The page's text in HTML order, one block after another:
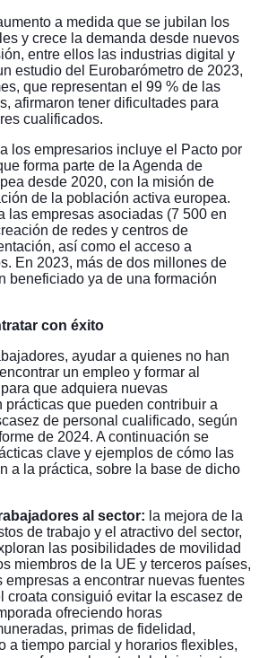
a medida que se jubilan los
y crece la demanda desde nuevos
entre ellos las industrias digital y
estudio del Eurobarómetro de 2023,
que representan el 99 % de las
afirmaron tener dificultades para
cualificados.
los empresarios incluye el Pacto por
forma parte de la Agenda de
desde 2020, con la misión de
de la población activa europea.
las empresas asociadas (7 500 en
de redes y centros de
así como el acceso a
En 2023, más de dos millones de
beneficiado ya de una formación
con éxito
ayudar a quienes no han
un empleo y formar al
que adquiera nuevas
que pueden contribuir a
de personal cualificado, según
de 2024. A continuación se
clave y ejemplos de cómo las
a la práctica, sobre la base de dicho
al sector: la mejora de la
de trabajo y el atractivo del sector,
las posibilidades de movilidad
miembros de la UE y terceros países,
empresas a encontrar nuevas fuentes
croata consiguió evitar la escasez de
ofreciendo horas
primas de fidelidad,
a tiempo parcial y horarios flexibles,